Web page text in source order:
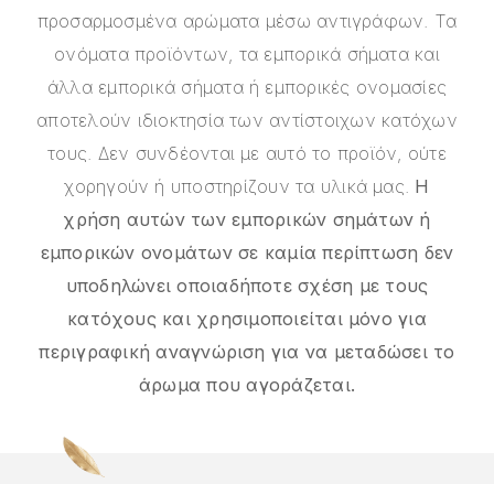
προσαρμοσμένα αρώματα μέσω αντιγράφων. Τα
ονόματα προϊόντων, τα εμπορικά σήματα και
άλλα εμπορικά σήματα ή εμπορικές ονομασίες
αποτελούν ιδιοκτησία των αντίστοιχων κατόχων
τους. Δεν συνδέονται με αυτό το προϊόν, ούτε
χορηγούν ή υποστηρίζουν τα υλικά μας. Η
χρήση αυτών των εμπορικών σημάτων ή
εμπορικών ονομάτων σε καμία περίπτωση δεν
υποδηλώνει οποιαδήποτε σχέση με τους
κατόχους και χρησιμοποιείται μόνο για
περιγραφική αναγνώριση για να μεταδώσει το
άρωμα που αγοράζεται.